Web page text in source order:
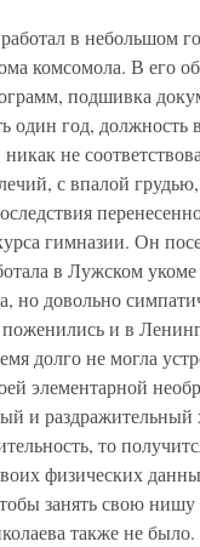
в небольшом
комсомола. В его
подшивка
один год,
не
с впалой
гимназии. Он
в Лужском
но довольно
и в
долго не могла
элементарной
и раздражительный
то
физических
занять свою нишу
также не